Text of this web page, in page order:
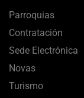
Parroquias
Contratación
Sede Electrónica
Novas
Turismo